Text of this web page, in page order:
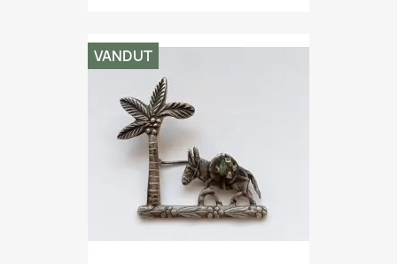
VANDUT